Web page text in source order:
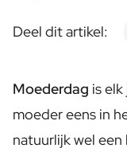
Gepersonaliseerd Bier
Gepersonaliseerde
Gepersonaliseerde
Gepersonaliseerde
Gepersonaliseerde
Deel dit artikel:
Moederdag is
moeder eens in
natuurlijk wel